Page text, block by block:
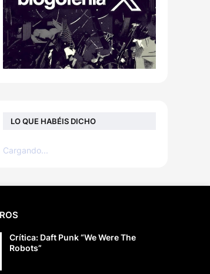
LO QUE HABÉIS DICHO
Cargando...
Crítica: Daft Punk “We Were The
Robots”